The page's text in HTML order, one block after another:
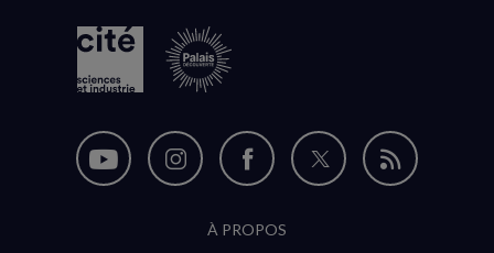
Nous
Nous
Nous
sur
Nous
Flux
À PROPOS